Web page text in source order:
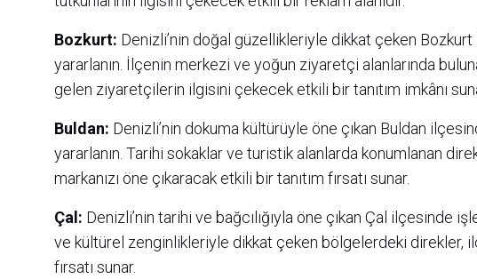
Bozkurt: Denizli’nin doğal güzellikleriyle dikkat çeken
yararlanın. İlçenin merkezi ve yoğun ziyaretçi alanlarında
gelen ziyaretçilerin ilgisini çekecek etkili bir tanıtım imkânı
Buldan: Denizli’nin dokuma kültürüyle öne çıkan Buldan
yararlanın. Tarihi sokaklar ve turistik alanlarda konumlanan
markanızı öne çıkaracak etkili bir tanıtım fırsatı sunar.
Çal: Denizli’nin tarihi ve bağcılığıyla öne çıkan Çal ilçesinde
ve kültürel zenginlikleriyle dikkat çeken bölgelerdeki direkler,
fırsatı sunar.